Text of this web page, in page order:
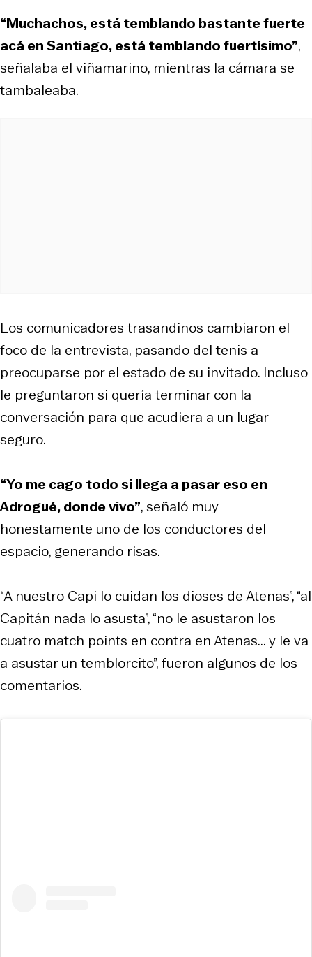
“Muchachos, está temblando bastante fuerte
acá en Santiago, está temblando fuertísimo”,
señalaba el viñamarino, mientras la cámara se
tambaleaba.
Los comunicadores trasandinos cambiaron el
foco de la entrevista, pasando del tenis a
preocuparse por el estado de su invitado. Incluso
le preguntaron si quería terminar con la
conversación para que acudiera a un lugar
seguro.
“Yo me cago todo si llega a pasar eso en
Adrogué, donde vivo”, señaló muy
honestamente uno de los conductores del
espacio, generando risas.
“A nuestro Capi lo cuidan los dioses de Atenas”, “al
Capitán nada lo asusta”, “no le asustaron los
cuatro match points en contra en Atenas... y le va
a asustar un temblorcito”, fueron algunos de los
comentarios.